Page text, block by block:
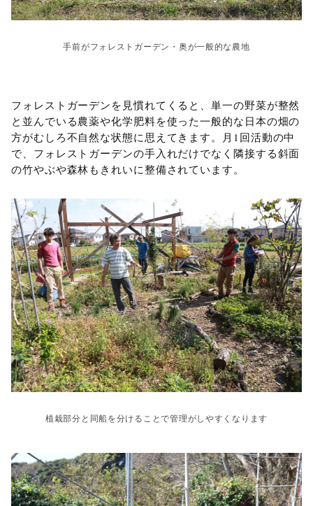
手前がフォレストガーデン・奥が一般的な農地
フォレストガーデンを見慣れてくると、単一の野菜が整然
と並んでいる農薬や化学肥料を使った一般的な日本の畑の
方がむしろ不自然な状態に思えてきます。月1回活動の中
で、フォレストガーデンの手入れだけでなく隣接する斜面
の竹やぶや森林もきれいに整備されています。
植栽部分と同船を分けることで管理がしやすくなります